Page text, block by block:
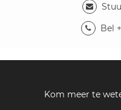
Bel
Kom meer te